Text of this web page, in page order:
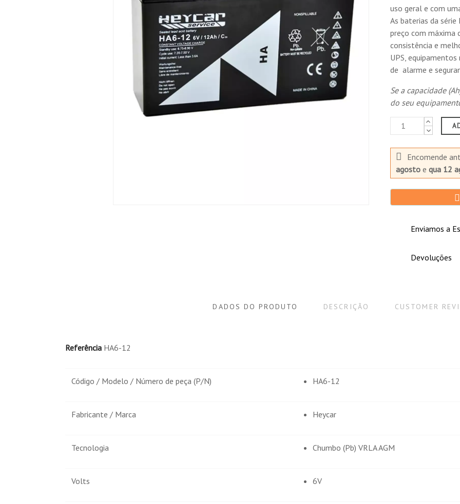
uso geral e com
As baterias da
preço com máxima
consistência e
UPS,
de alarme e
Se a capacidade
do seu
Encomende
agostoe qua 12
Enviamos a
Devoluções
DADOS DO PRODUTO DESCRIÇÃO CUSTOMER
Referência HA6-12
Código / Modelo / Número de peça (P/N) HA6-12
Fabricante / Marca Heycar
Tecnologia Chumbo (Pb) VRLA AGM
Volts 6V
Sistemas de alarme e segurança.
Equipamentos de telecomunicações.
Equipamento de controle
Sistemas de energia ininterrupta (UPS).
Ferramentas elétricas
Sistemas de energia de emergência.
Montserrat C.
Publicado el 6/7/26, 1:05 PM (Fecha del pedido : 5/26/2026)
Útil y económica, uso específico
Publicado el 3/30/26, 9:17 PM (Fecha del pedido : 3/20/2026)
Publicado el 11/6/23, 12:00 PM